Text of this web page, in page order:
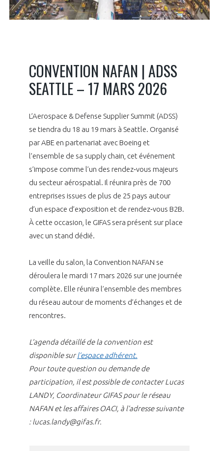
LE GIFAS
NOTRE VISION
NOTRE HISTOIRE
ORGANISATION
L’ÉQUIPE DU GIFAS
NOS RÉSEAUX À L'INTERNATIONAL
FONCTIONNEMENT
GEADS
COMITÉ AERO PME
STARTAIR
COMMISSIONS ET COMITÉS
ACCOMPAGNEMENT DE NOS ADHÉRENTS
LES PROGRAMMES DU GIFAS
UN ÉCOSYSTÈME INTÉGRÉ ET COHÉRENT
POURQUOI DEVENIR MEMBRE ?
LA MÉDIATION
LA MÉDIATION DANS LA FILIÈRE AÉRONAUTIQUE ET SPATIALE
LE MÉDIATEUR DE LA FILIÈRE AÉRONAUTIQUE ET SPATIALE
MÉDIATION ET CHARTE D’ENGAGEMENT SUR LES RELATIONS ENTRE
CLIENTS ET FOURNISSEURS
LA MÉDIATION AU-DELÀ DE LA FILIÈRE AÉRONAUTIQUE ET SPATIALE
LE SALON DU BOURGET
L'OBSERVATOIRE
CHIFFRES CLÉS
LES ENJEUX
COMPÉTITIVITÉ
EMPLOI & FORMATION
ENVIRONNEMENT
INNOVATION
LES PUBLICATIONS
DOCUMENTS & BROCHURES
RAPPORTS D'ACTIVITÉS
CONVENTION NAFAN | ADSS
SEATTLE – 17 MARS 2026
L’Aerospace & Defense Supplier Summit (ADSS)
se tiendra du 18 au 19 mars à Seattle. Organisé
par ABE en partenariat avec Boeing et
l’ensemble de sa supply chain, cet événement
s’impose comme l’un des rendez‑vous majeurs
du secteur aérospatial. Il réunira près de 700
entreprises issues de plus de 25 pays autour
d’un espace d’exposition et de rendez‑vous B2B.
À cette occasion, le GIFAS sera présent sur place
avec un stand dédié.
La veille du salon, la Convention NAFAN se
déroulera le mardi 17 mars 2026 sur une journée
complète. Elle réunira l’ensemble des membres
du réseau autour de moments d’échanges et de
rencontres.
L’agenda détaillé de la convention est
disponible surl’espace adhérent.
Pour toute question ou demande de
participation, il est possible de contacter Lucas
LANDY, Coordinateur GIFAS pour le réseau
NAFAN et les affaires OACI, à l’adresse suivante
: lucas.landy@gifas.fr.
Rejoignez une filière d’excellence et développez
Découvrez les avantages d'adhérer au GIFAS.
Rencontres, salons, données sectorielles,
programmes ...
OUI NON